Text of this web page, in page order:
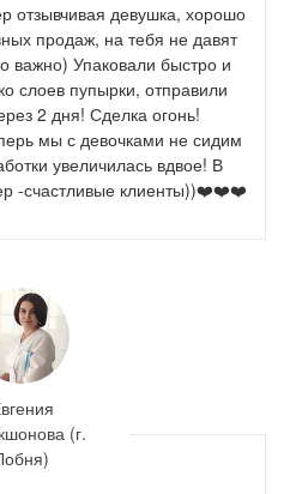
отзывчивая девушка, хорошо
продаж, на тебя не давят
важно) Упаковали быстро и
слоев пупырки, отправили
2 дня! Сделка огонь!
мы с девочками не сидим
увеличилась вдвое! В
-счастливые клиенты))❤️❤️❤️
(г.